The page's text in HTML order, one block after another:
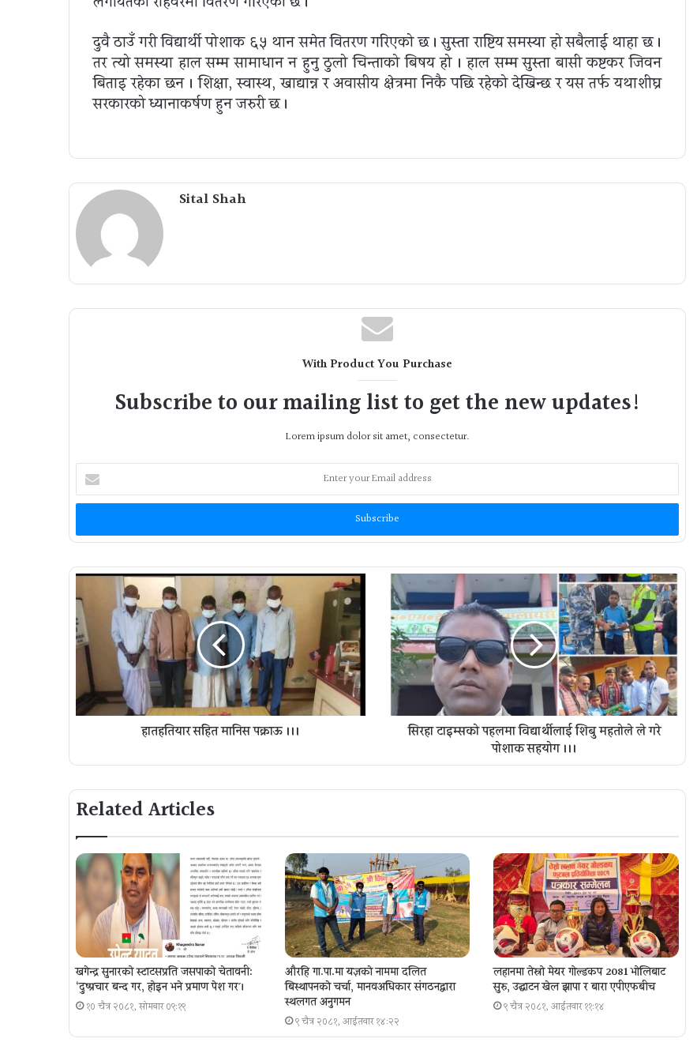
दुवै ठाउँ गरी विद्यार्थी पोशाक ६५ थान समेत वितरण गरिएको छ । सुस्ता राष्टिय समस्या हो सबैलाई थाहा छ ।
तर त्यो समस्या हाल सम्म सामाधान न हुनु ठुलो चिन्ताको बिषय हो । हाल सम्म सुस्ता बासी कष्टकर जिवन
बिताइ रहेका छन । शिक्षा, स्वास्थ, खाद्यान्न र अवासीय क्षेत्रमा निकै पछि रहेको देखिन्छ र यस तर्फ यथाशीघ्र
सरकारको ध्यानाकर्षण हुन जरुरी छ ।
Sital Shah
With Product You Purchase
Subscribe to our mailing list to get the new updates!
Lorem ipsum dolor sit amet, consectetur.
Enter
your
Email
हातहतियार सहित मानिस पक्राऊ ।।।
सिरहा टाइम्सको पहलमा विद्यार्थीलाई शिबु महतोले ले गरे
पोशाक सहयोग ।।।
Related Articles
खगेन्द्र सुनारको स्टाटसप्रति जसपाको चेतावनी:
‘दुष्प्रचार बन्द गर, होइन भने प्रमाण पेश गर´।
१० चैत्र २०८१, सोमबार ०९:१९
औरहि गा.पा.मा यज्ञकाे नाममा दलित
बिस्थापनकाे चर्चा, मानवअधिकार संगठनद्वारा
स्थलगत अनुगमन
९ चैत्र २०८१, आईतवार १४:२२
लहानमा तेस्रो मेयर गोल्डकप 2081 भोलिबाट
सुरु, उद्घाटन खेल झापा र बारा एपीएफबीच
९ चैत्र २०८१, आईतवार ११:१४